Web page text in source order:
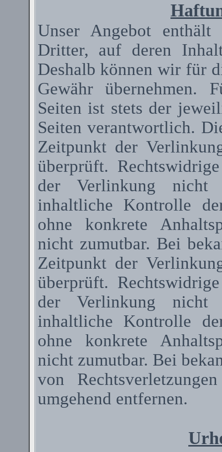
Unser Angebot
Dritter, auf deren
Deshalb können wir für
Gewähr übernehmen.
Seiten ist stets der
Seiten verantwortlich.
Zeitpunkt der
überprüft.
der Verlinkung nicht
inhaltliche Kontrolle
ohne konkrete
nicht zumutbar. Bei
Zeitpunkt der
überprüft.
der Verlinkung nicht
inhaltliche Kontrolle
ohne konkrete
nicht zumutbar. Bei
von
umgehend entfernen.